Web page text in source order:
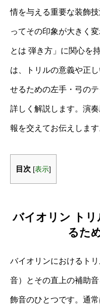
情を与える重要な装飾
ってその印象が大きく
とは 弾き方」に関心を
は、トリルの意義や正
せるための左手・弓の
詳しく解説します。演
報を交えてお伝えします
目次 [表示]
バイオリン トリ
るた
バイオリンにおけるト
音）とその直上の補助
飾音のひとつです。通